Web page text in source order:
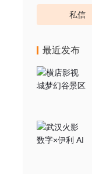
私信
最近发布